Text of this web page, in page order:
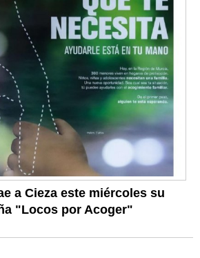
a Cieza este miércoles su
"Locos por Acoger"